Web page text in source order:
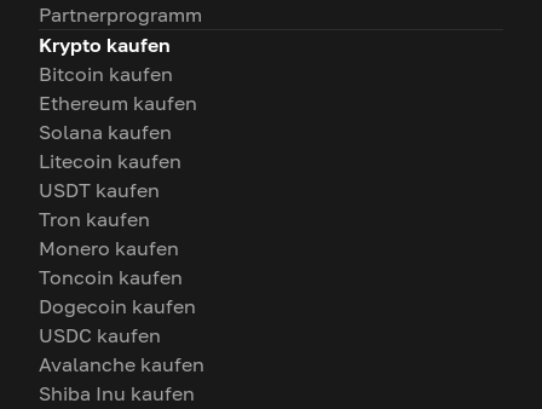
Partnerprogramm
Krypto kaufen
Bitcoin kaufen
Ethereum kaufen
Solana kaufen
Litecoin kaufen
USDT kaufen
Tron kaufen
Monero kaufen
Toncoin kaufen
Dogecoin kaufen
USDC kaufen
Avalanche kaufen
Shiba Inu kaufen